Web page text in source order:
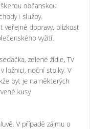
občanskou
i služby.
veřejné dopravy, blízkost
vyžití.
zelené židle, TV
ložnici, noční stolky. V
byt je na některých
kusy
V případě zájmu o